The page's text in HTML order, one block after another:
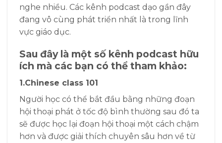
nghe nhiều. Các kênh podcast dạo gần đây
đang vô cùng phát triển nhất là trong lĩnh
vực giáo dục.
Sau đây là một số kênh podcast hữu
ích mà các bạn có thể tham khảo:
1.Chinese class 101
Người học có thể bắt đầu bằng những đoạn
hội thoại phát ở tốc độ bình thường sau đó ta
sẽ được học lại đoạn hội thoại một cách chậm
hơn và được giải thích chuyên sâu hơn về từ